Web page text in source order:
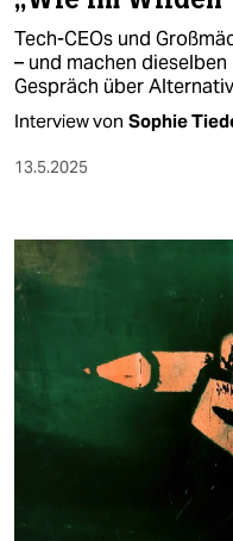
Tech-CEOs und
– und machen
Gespräch über
Interview von Sophie
13.5.2025